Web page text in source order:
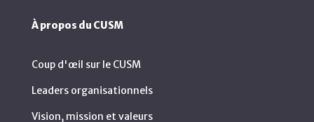
À propos du CUSM
Coup d'œil sur le CUSM
Leaders organisationnels
Vision, mission et valeurs